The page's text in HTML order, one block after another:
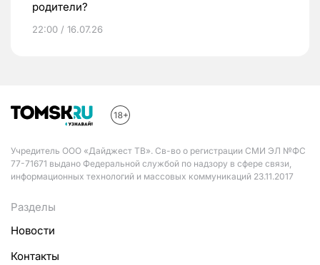
родители?
22:00 / 16.07.26
Учредитель ООО «Дайджест ТВ». Св-во о регистрации СМИ ЭЛ №ФС
77-71671 выдано Федеральной службой по надзору в сфере связи,
информационных технологий и массовых коммуникаций 23.11.2017
Разделы
Новости
Контакты